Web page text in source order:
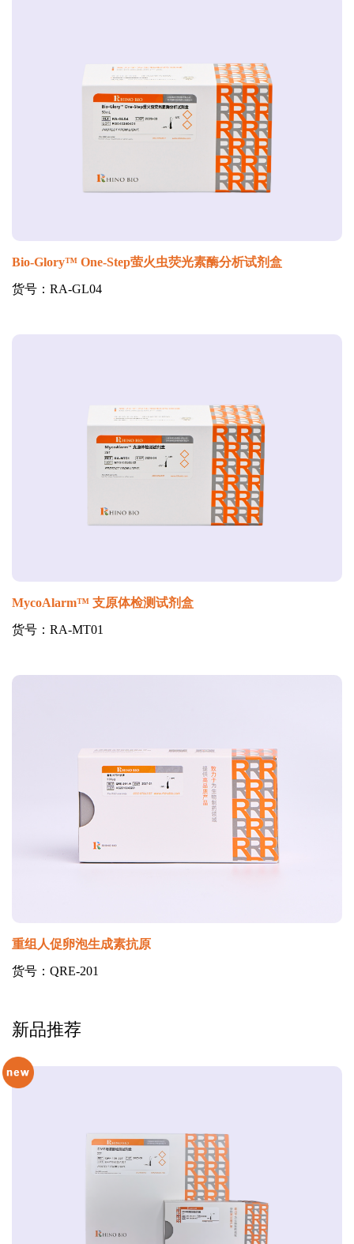
Bio-Glory™ One-Step萤火虫荧光素酶分析试剂盒
货号：RA-GL04
MycoAlarm™ 支原体检测试剂盒
货号：RA-MT01
重组人促卵泡生成素抗原
货号：QRE-201
新品推荐